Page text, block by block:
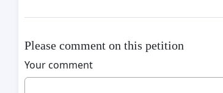
Please comment on this petition
Your comment